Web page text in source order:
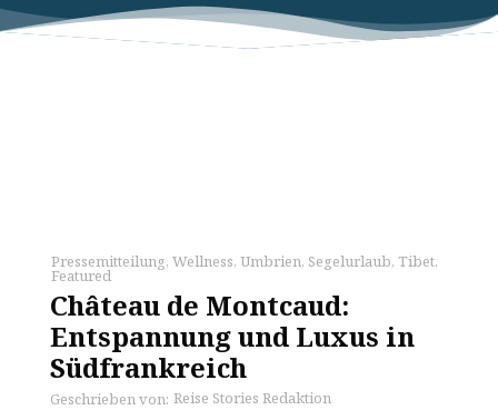
Pressemitteilung, Wellness, Umbrien, Segelurlaub, Tibet,
Featured
Château de Montcaud:
Entspannung und Luxus in
Südfrankreich
Geschrieben von: Reise Stories Redaktion